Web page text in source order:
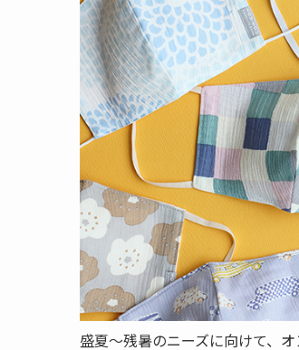
盛夏～残暑のニーズに向けて、